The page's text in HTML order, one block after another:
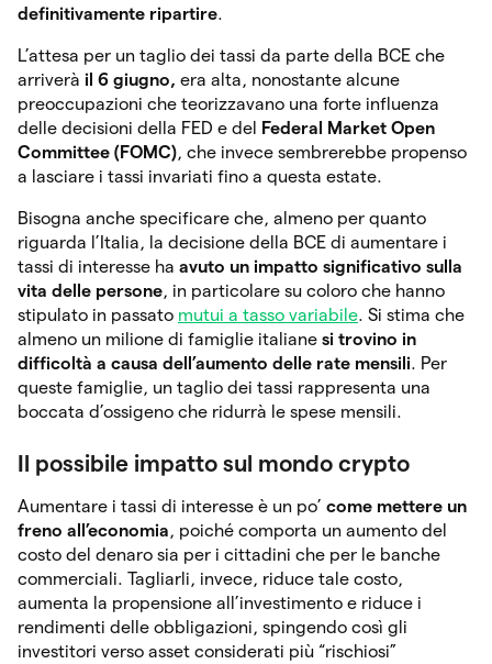
definitivamente ripartire.
L’attesa per un taglio dei tassi da parte della BCE che
arriverà il 6 giugno, era alta, nonostante alcune
preoccupazioni che teorizzavano una forte influenza
delle decisioni della FED e del
Federal Market Open
Committee (FOMC), che invece sembrerebbe propenso
a lasciare i tassi invariati fino a questa estate.
Bisogna anche specificare che, almeno per quanto
riguarda l’Italia, la decisione della BCE di aumentare i
tassi di interesse ha avuto un impatto significativo sulla
vita delle persone, in particolare su coloro che hanno
stipulato in passato mutui a tasso variabile. Si stima che
almeno un milione di famiglie italiane si trovino in
difficoltà a causa dell’aumento delle rate mensili. Per
queste famiglie, un taglio dei tassi rappresenta una
boccata d’ossigeno che ridurrà le spese mensili.
Il possibile impatto sul mondo crypto
Aumentare i tassi di interesse è un po’ come mettere un
freno all’economia, poiché comporta un aumento del
costo del denaro sia per i cittadini che per le banche
commerciali. Tagliarli, invece, riduce tale costo,
aumenta la propensione all’investimento e riduce i
rendimenti delle obbligazioni, spingendo così gli
investitori verso asset considerati più “rischiosi”